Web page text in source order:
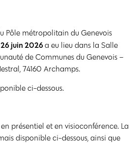
Pôle métropolitain du Genevois
juin 2026a eu lieu dans la Salle
de Communes du Genevois –
74160 Archamps.
ci-dessous.
en présentiel et en visioconférence. La
disponible ci-dessous, ainsi que